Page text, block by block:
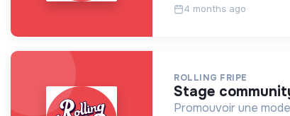
4 months ago
ROLLING FRIPE
stage
Promouvoir une